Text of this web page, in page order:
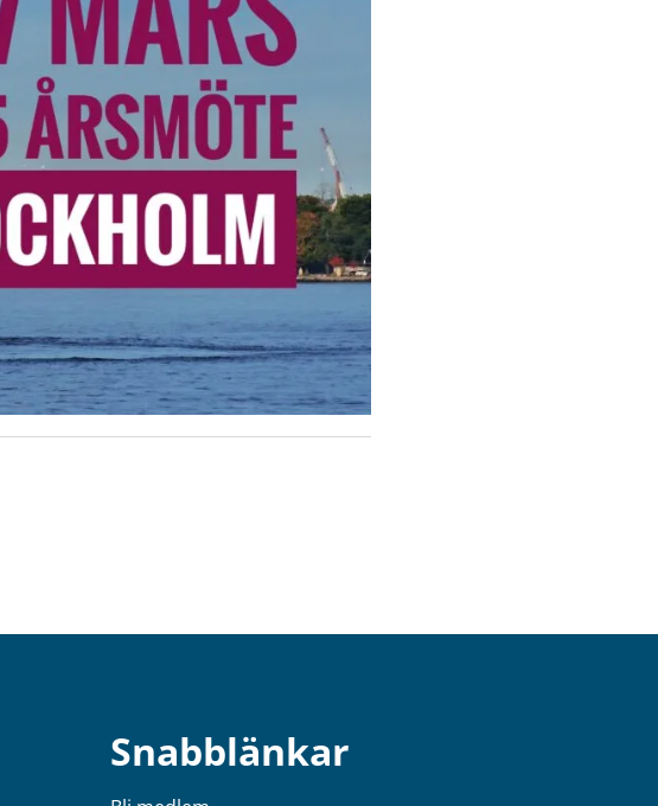
Snabblänkar